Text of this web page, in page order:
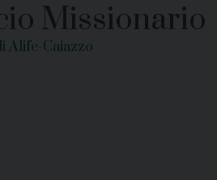
Missionario
Alife-Caiazzo